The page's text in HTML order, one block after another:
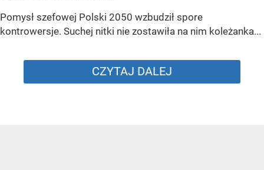
Pomysł szefowej Polski 2050 wzbudził spore
kontrowersje. Suchej nitki nie zostawiła na nim koleżanka...
CZYTAJ DALEJ